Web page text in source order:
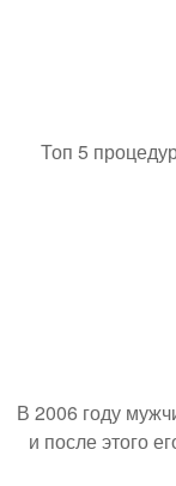
Топ 5
В 2006 году
и после этого